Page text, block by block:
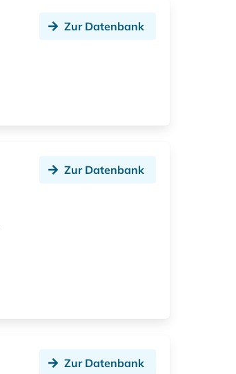
Zur Datenbank
Zur Datenbank
Zur Datenbank